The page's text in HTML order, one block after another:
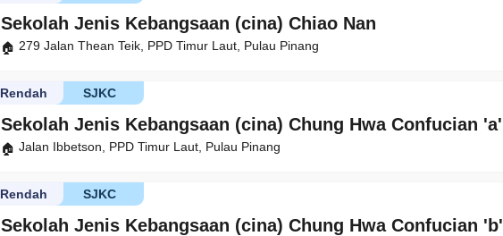
Sekolah Jenis Kebangsaan (cina) Chiao Nan
279 Jalan Thean Teik, PPD Timur Laut, Pulau Pinang
Sekolah Jenis Kebangsaan (cina) Chung Hwa Confucian 'a'
SJKC
Rendah
Jalan Ibbetson, PPD Timur Laut, Pulau Pinang
Sekolah Jenis Kebangsaan (cina) Chung Hwa Confucian 'b'
SJKC
Rendah